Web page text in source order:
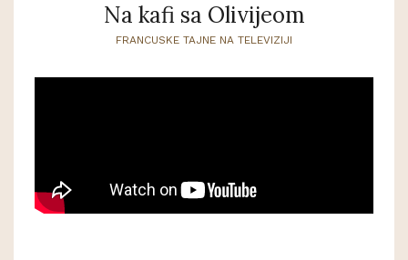
Na kafi sa Olivijeom
FRANCUSKE TAJNE NA TELEVIZIJI